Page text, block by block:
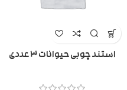
استند چوبی حیوانات ۳ عددی